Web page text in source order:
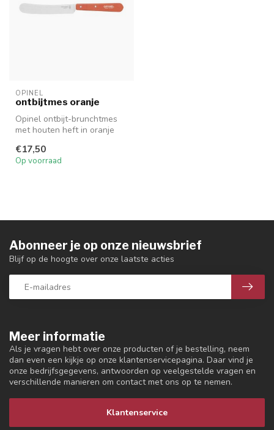
OPINEL
ontbijtmes oranje
Opinel ontbijt-brunchtmes
met houten heft in oranje
€17,50
Op voorraad
Meer informatie
Als je vragen hebt over onze producten of je bestelling, neem
dan even een kijkje op onze klantenservicepagina. Daar vind je
onze bedrijfsgegevens, antwoorden op veelgestelde vragen en
verschillende manieren om contact met ons op te nemen.
Klantenservice
Abonneer je op onze nieuwsbrief
Blijf op de hoogte over onze laatste acties